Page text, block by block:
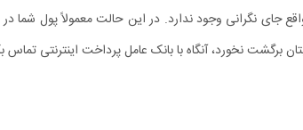
جای نگرانی وجود ندارد. در این حالت معمولاً پول